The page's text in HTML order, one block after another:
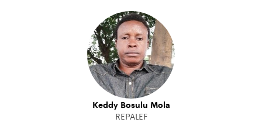
Keddy Bosulu Mola
REPALEF